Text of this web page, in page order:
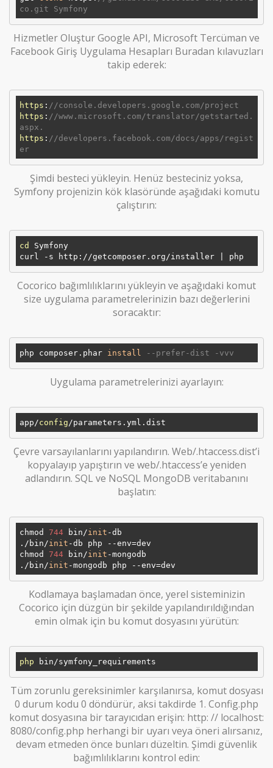
co.git Symfony
Hizmetler Oluştur Google API, Microsoft Tercüman ve
Facebook Giriş Uygulama Hesapları Buradan kılavuzları
takip ederek:
https : //console.developers.google.com/project
https : //www.microsoft.com/translator/getstarted.
aspx.
https : //developers.facebook.com/docs/apps/regist
er
Şimdi besteci yükleyin. Henüz besteciniz yoksa,
Symfony projenizin kök klasöründe aşağıdaki komutu
çalıştırın:
cd
Symfony
Cocorico bağımlılıklarını yükleyin ve aşağıdaki komut
size uygulama parametrelerinizin bazı değerlerini
soracaktır:
php composer.phar install --prefer-dist -vvv
Uygulama parametrelerinizi ayarlayın:
app/config
Çevre varsayılanlarını yapılandırın. Web/.htaccess.dist’i
kopyalayıp yapıştırın ve web/.htaccess’e yeniden
adlandırın. SQL ve NoSQL MongoDB veritabanını
başlatın:
chmod 744 bin/init -db
./bin/init -db php --env=dev
chmod 744 bin/init -mongodb
./bin/init
Kodlamaya başlamadan önce, yerel sisteminizin
Cocorico için düzgün bir şekilde yapılandırıldığından
emin olmak için bu komut dosyasını yürütün:
php
Tüm zorunlu gereksinimler karşılanırsa, komut dosyası
0 durum kodu 0 döndürür, aksi takdirde 1. Config.php
komut dosyasına bir tarayıcıdan erişin: http: // localhost:
8080/config.php herhangi bir uyarı veya öneri alırsanız,
devam etmeden önce bunları düzeltin. Şimdi güvenlik
bağımlılıklarını kontrol edin: